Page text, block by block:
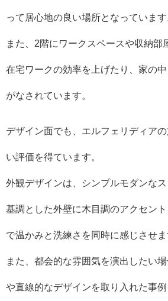
って居心地の良い場所となっています
また、2階にワークスペースや収納部
在宅ワークの効率を上げたり、家の
がなされています。
デザイン面でも、エルフェリディア
い評価を得ています。
外観デザインは、シンプルモダンな
基調とした外壁に木目調のアクセン
で温かみと洗練さを同時に感じさせま
また、都会的な雰囲気を演出したい
や直線的なデザインを取り入れた事例